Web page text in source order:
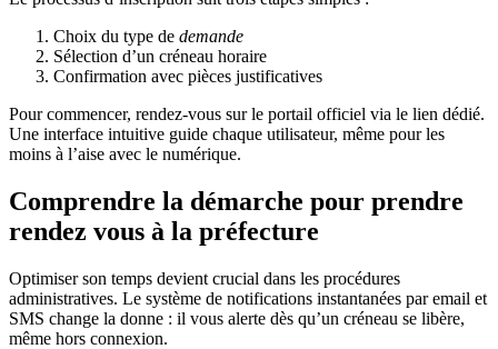
Choix du type de demande
Sélection d’un créneau horaire
Confirmation avec pièces justificatives
Pour commencer, rendez-vous sur le portail officiel via le lien dédié.
Une interface intuitive guide chaque utilisateur, même pour les
moins à l’aise avec le numérique.
Comprendre la démarche pour prendre
rendez vous à la préfecture
Optimiser son temps devient crucial dans les procédures
administratives. Le système de notifications instantanées par email et
SMS change la donne : il vous alerte dès qu’un créneau se libère,
même hors connexion.